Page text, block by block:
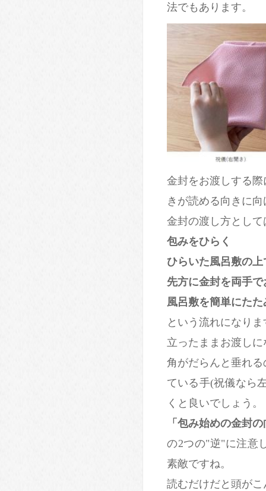
法でもあります。
金封をお渡しする
きが読める向きに
金封の渡し方として
包みをひらく
ひらいた風呂敷の
先方に金封を両手
風呂敷を簡単にた
という流れになりま
立ったままお渡し
角がだらんと垂れ
ている手(祝儀なら
くと良いでしょう。
「包み始めの金封
の2つの"逆"に注意
素敵ですね。
読むだけだと頭が